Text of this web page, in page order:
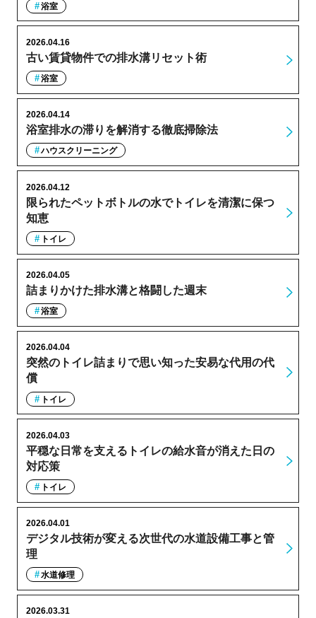
浴室
古い賃貸物件での排水溝リセット術
2026.04.16
浴室
浴室排水の滞りを解消する徹底掃除法
2026.04.14
ハウスクリーニング
限られたペットボトルの水でトイレを清潔に保つ
知恵
2026.04.12
トイレ
詰まりかけた排水溝と格闘した週末
2026.04.05
浴室
突然のトイレ詰まりで思い知った安易な代用の代
償
2026.04.04
トイレ
平穏な日常を支えるトイレの給水音が消えた日の
対応策
2026.04.03
トイレ
デジタル技術が変える次世代の水道設備工事と管
理
2026.04.01
水道修理
2026.03.31